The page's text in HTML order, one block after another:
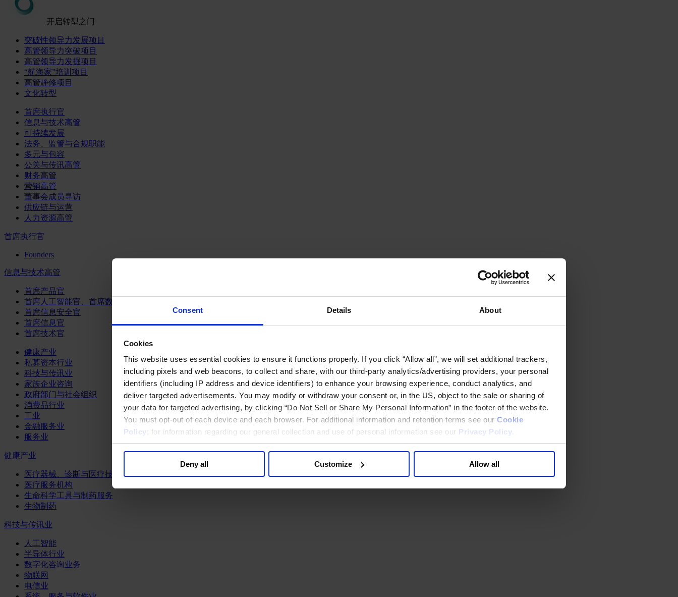
Consent Details About
Cookies
This website uses essential cookies to ensure it functions properly. If you click “Allow all”, we will set additional trackers,
including pixels and web beacons, to collect and share, with our third-party analytics/advertising providers, your personal
identifiers (including IP address and device identifiers) to enhance your browsing experience, conduct analytics, and
deliver targeted advertisements. You may modify or withdraw your consent or, in the US, object to the sale or sharing of
your data for targeted advertising, by clicking “Do Not Sell or Share My Personal Information” in the footer of the website.
You must opt-out of each device and each browser. For additional information and retention terms see our Cookie
Policy; for information regarding our general collection and use of personal information see our Privacy Policy
Deny all Customize Allow all
开启转型之门
突破性领导力发展项目
高管领导力突破项目
高管领导力发掘项目
“航海家”培训项目
高管静修项目
文化转型
首席执行官
信息与技术高管
可持续发展
法务、监管与合规职能
多元与包容
公关与传讯高管
财务高管
营销高管
董事会成员寻访
供应链与运营
人力资源高管
首席执行官
Founders
信息与技术高管
首席产品官
首席人工智能官、首席数据官和首席数据解析官
首席信息安全官
首席信息官
首席技术官
健康产业
私募资本行业
科技与传讯业
家族企业咨询
政府部门与社会组织
消费品行业
工业
金融服务业
服务业
健康产业
医疗器械、诊断与医疗技术
医疗服务机构
生命科学工具与制药服务
生物制药
科技与传讯业
人工智能
半导体行业
数字化咨询业务
物联网
电信业